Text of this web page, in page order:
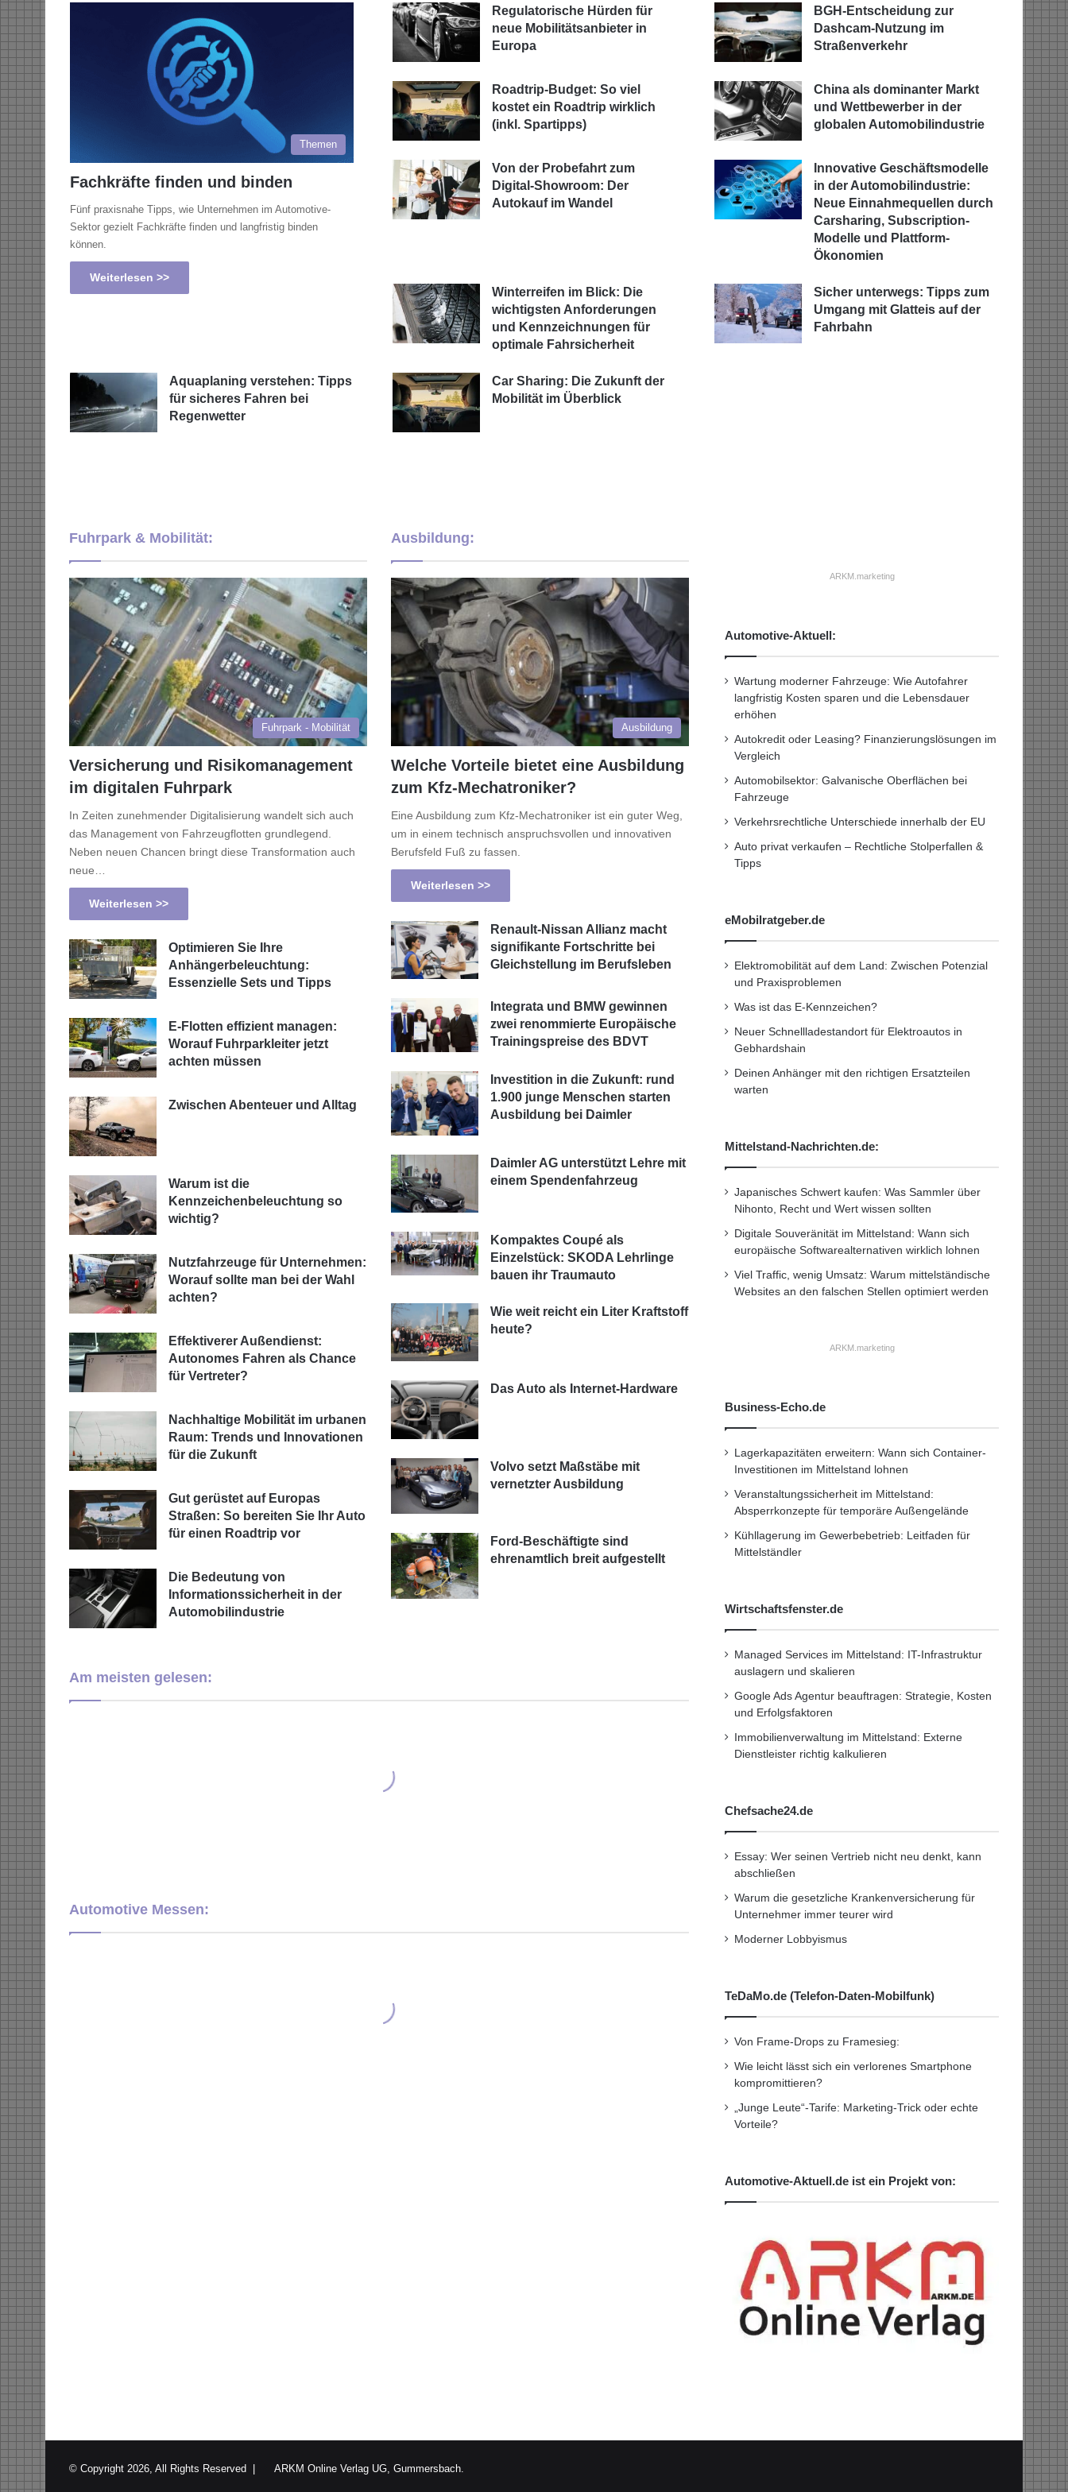
Themen
Fachkräfte finden und binden
Fünf praxisnahe Tipps, wie Unternehmen im Automotive-
Sektor gezielt Fachkräfte finden und langfristig binden
können.
Weiterlesen >>
Regulatorische Hürden für
neue Mobilitätsanbieter in
Europa
BGH-Entscheidung zur
Dashcam-Nutzung im
Straßenverkehr
Roadtrip-Budget: So viel
kostet ein Roadtrip wirklich
(inkl. Spartipps)
China als dominanter Markt
und Wettbewerber in der
globalen Automobilindustrie
Von der Probefahrt zum
Digital-Showroom: Der
Autokauf im Wandel
Innovative Geschäftsmodelle
in der Automobilindustrie:
Neue Einnahmequellen durch
Carsharing, Subscription-
Modelle und Plattform-
Ökonomien
Winterreifen im Blick: Die
wichtigsten Anforderungen
und Kennzeichnungen für
optimale Fahrsicherheit
Sicher unterwegs: Tipps zum
Umgang mit Glatteis auf der
Fahrbahn
Aquaplaning verstehen: Tipps
für sicheres Fahren bei
Regenwetter
Car Sharing: Die Zukunft der
Mobilität im Überblick
Fuhrpark & Mobilität:
Fuhrpark - Mobilität
Versicherung und Risikomanagement
im digitalen Fuhrpark
In Zeiten zunehmender Digitalisierung wandelt sich auch
das Management von Fahrzeugflotten grundlegend.
Neben neuen Chancen bringt diese Transformation auch
neue…
Weiterlesen >>
Optimieren Sie Ihre
Anhängerbeleuchtung:
Essenzielle Sets und Tipps
E-Flotten effizient managen:
Worauf Fuhrparkleiter jetzt
achten müssen
Zwischen Abenteuer und Alltag
Warum ist die
Kennzeichenbeleuchtung so
wichtig?
Nutzfahrzeuge für Unternehmen:
Worauf sollte man bei der Wahl
achten?
Effektiverer Außendienst:
Autonomes Fahren als Chance
für Vertreter?
Nachhaltige Mobilität im urbanen
Raum: Trends und Innovationen
für die Zukunft
Gut gerüstet auf Europas
Straßen: So bereiten Sie Ihr Auto
für einen Roadtrip vor
Die Bedeutung von
Informationssicherheit in der
Automobilindustrie
Ausbildung:
Ausbildung
Welche Vorteile bietet eine Ausbildung
zum Kfz-Mechatroniker?
Eine Ausbildung zum Kfz-Mechatroniker ist ein guter Weg,
um in einem technisch anspruchsvollen und innovativen
Berufsfeld Fuß zu fassen.
Weiterlesen >>
Renault-Nissan Allianz macht
signifikante Fortschritte bei
Gleichstellung im Berufsleben
Integrata und BMW gewinnen
zwei renommierte Europäische
Trainingspreise des BDVT
Investition in die Zukunft: rund
1.900 junge Menschen starten
Ausbildung bei Daimler
Daimler AG unterstützt Lehre mit
einem Spendenfahrzeug
Kompaktes Coupé als
Einzelstück: SKODA Lehrlinge
bauen ihr Traumauto
Wie weit reicht ein Liter Kraftstoff
heute?
Das Auto als Internet-Hardware
Volvo setzt Maßstäbe mit
vernetzter Ausbildung
Ford-Beschäftigte sind
ehrenamtlich breit aufgestellt
Am meisten gelesen:
Automotive Messen:
ARKM.marketing
Automotive-Aktuell:
Wartung moderner Fahrzeuge: Wie Autofahrer
langfristig Kosten sparen und die Lebensdauer
erhöhen
Autokredit oder Leasing? Finanzierungslösungen im
Vergleich
Automobilsektor: Galvanische Oberflächen bei
Fahrzeuge
Verkehrsrechtliche Unterschiede innerhalb der EU
Auto privat verkaufen – Rechtliche Stolperfallen &
Tipps
eMobilratgeber.de
Elektromobilität auf dem Land: Zwischen Potenzial
und Praxisproblemen
Was ist das E-Kennzeichen?
Neuer Schnellladestandort für Elektroautos in
Gebhardshain
Deinen Anhänger mit den richtigen Ersatzteilen
warten
Mittelstand-Nachrichten.de:
Japanisches Schwert kaufen: Was Sammler über
Nihonto, Recht und Wert wissen sollten
Digitale Souveränität im Mittelstand: Wann sich
europäische Softwarealternativen wirklich lohnen
Viel Traffic, wenig Umsatz: Warum mittelständische
Websites an den falschen Stellen optimiert werden
ARKM.marketing
Business-Echo.de
Lagerkapazitäten erweitern: Wann sich Container-
Investitionen im Mittelstand lohnen
Veranstaltungssicherheit im Mittelstand:
Absperrkonzepte für temporäre Außengelände
Kühllagerung im Gewerbebetrieb: Leitfaden für
Mittelständler
Wirtschaftsfenster.de
Managed Services im Mittelstand: IT-Infrastruktur
auslagern und skalieren
Google Ads Agentur beauftragen: Strategie, Kosten
und Erfolgsfaktoren
Immobilienverwaltung im Mittelstand: Externe
Dienstleister richtig kalkulieren
Chefsache24.de
Essay: Wer seinen Vertrieb nicht neu denkt, kann
abschließen
Warum die gesetzliche Krankenversicherung für
Unternehmer immer teurer wird
Moderner Lobbyismus
TeDaMo.de (Telefon-Daten-Mobilfunk)
Von Frame-Drops zu Framesieg:
Wie leicht lässt sich ein verlorenes Smartphone
kompromittieren?
„Junge Leute“-Tarife: Marketing-Trick oder echte
Vorteile?
Automotive-Aktuell.de ist ein Projekt von:
© Copyright 2026, All Rights Reserved | ARKM Online Verlag UG, Gummersbach.